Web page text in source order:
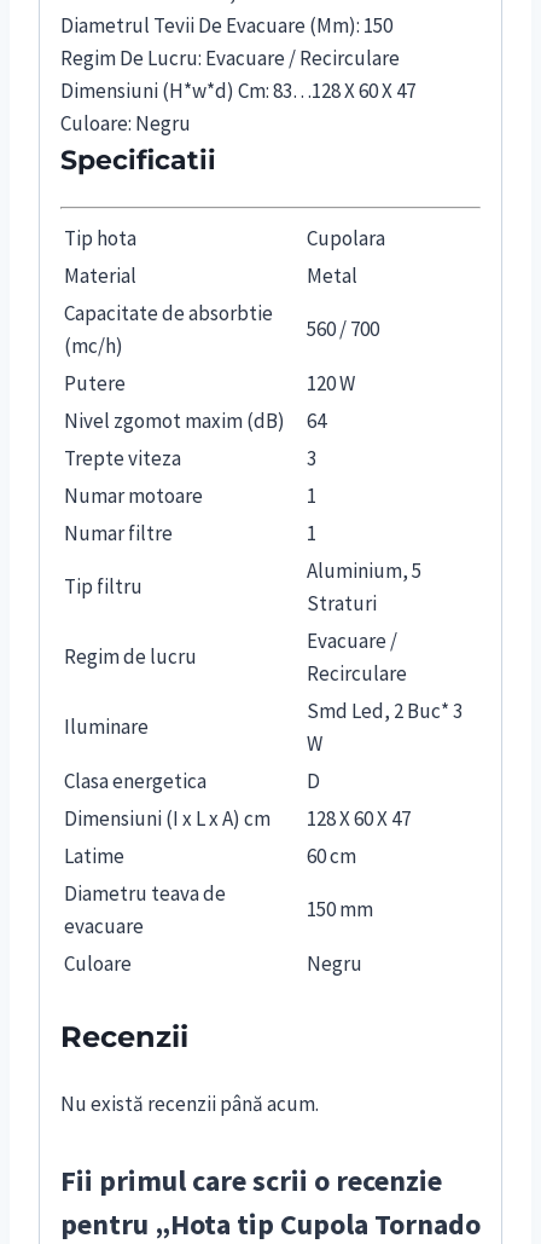
Diametrul Tevii De Evacuare (Mm): 150
Regim De Lucru: Evacuare / Recirculare
Dimensiuni (H*w*d) Cm: 83…128 X 60 X 47
Culoare: Negru
Specificatii
Tip hota
Cupolara
Material
Metal
Capacitate de absorbtie
(mc/h)
560 / 700
Putere
120 W
Nivel zgomot maxim (dB)
64
Trepte viteza
3
Numar motoare
1
Numar filtre
1
Tip filtru
Aluminium, 5
Straturi
Regim de lucru
Evacuare /
Recirculare
Iluminare
Smd Led, 2 Buc* 3
W
Clasa energetica
D
Dimensiuni (I x L x A) cm
128 X 60 X 47
Latime
60 cm
Diametru teava de
evacuare
150 mm
Culoare Negru
Recenzii
Nu există recenzii până acum.
Fii primul care scrii o recenzie
pentru „Hota tip Cupola Tornado